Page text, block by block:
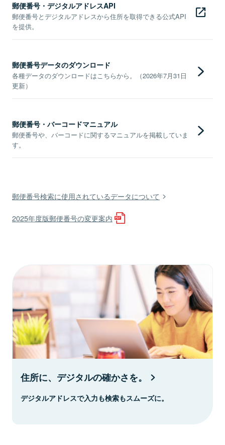
郵便番号・デジタルアドレスAPI
郵便番号とデジタルアドレスから住所を取得できる公式API
を提供。
郵便番号データのダウンロード
各種データのダウンロードはこちらから。（2026年7月31日
更新）
郵便番号・バーコードマニュアル
郵便番号や、バーコードに関するマニュアルを掲載していま
す。
郵便番号検索に使用されているデータについて
2025年度版郵便番号の変更案内
住所に、デジタルの確かさを。
デジタルアドレスで入力も検索もスムーズに。